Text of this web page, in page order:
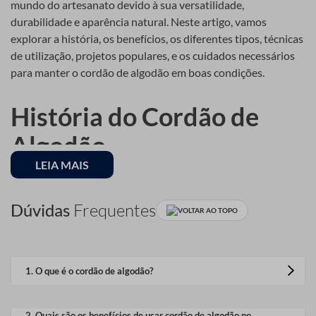
mundo do artesanato devido à sua versatilidade,
durabilidade e aparência natural. Neste artigo, vamos
explorar a história, os benefícios, os diferentes tipos, técnicas
de utilização, projetos populares, e os cuidados necessários
para manter o cordão de algodão em boas condições.
História do Cordão de
Algodão
séculos atrás. Originalmente usado para fins práticos, como
costura e pesca, o cordão de algodão evoluiu para se tornar
disponibilidade e facilidade de uso.
LEIA MAIS
Dúvidas Frequentes VOLTAR AO TOPO
1.O que é o cordão de algodão?